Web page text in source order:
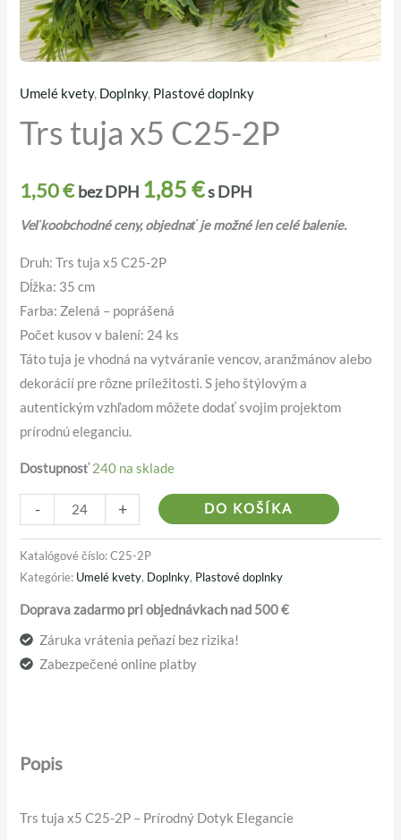
Umelé kvety, Doplnky, Plastové doplnky
Trs tuja x5 C25-2P
1,50€ bez DPH 1,85€s DPH
Veľkoobchodné ceny, objednať je možné len celé balenie.
Druh: Trs tuja x5 C25-2P
Dĺžka: 35 cm
Farba: Zelená – poprášená
Počet kusov v balení: 24 ks
Táto tuja je vhodná na vytváranie vencov, aranžmánov alebo
dekorácií pre rôzne príležitosti. S jeho štýlovým a
autentickým vzhľadom môžete dodať svojim projektom
prírodnú eleganciu.
Dostupnosť 240 na sklade
-
množstvo
Trs
tuja
C25-
2P
+ DO KOŠÍKA
Katalógové číslo:C25-2P
Kategórie: Umelé kvety, Doplnky, Plastové doplnky
Doprava zadarmo pri objednávkach nad 500 €
Záruka vrátenia peňazí bez rizika!
Zabezpečené online platby
Popis
Trs tuja x5 C25-2P – Prírodný Dotyk Elegancie